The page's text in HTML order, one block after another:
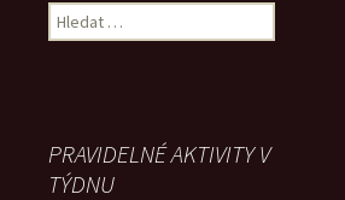
Vyhledávání
PRAVIDELNÉ AKTIVITY V
TÝDNU